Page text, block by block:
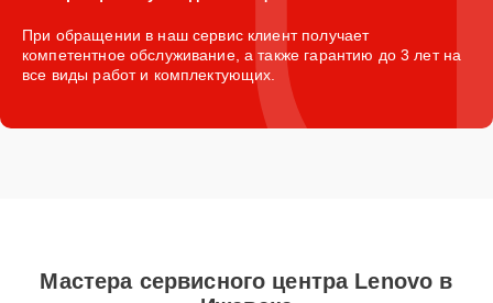
При обращении в наш сервис клиент получает
компетентное обслуживание, а также гарантию до 3 лет на
все виды работ и комплектующих.
Мастера сервисного центра Lenovo в